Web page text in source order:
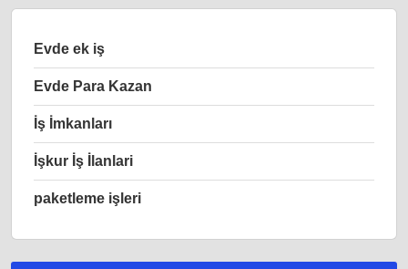
Evde ek iş
Evde Para Kazan
İş İmkanları
İşkur İş İlanlari
paketleme işleri